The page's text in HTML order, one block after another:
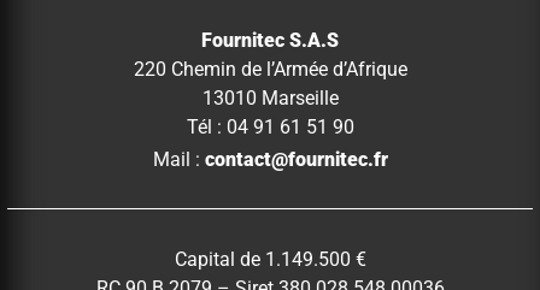
Fournitec S.A.S
220 Chemin de l’Armée d’Afrique
13010 Marseille
Tél : 04 91 61 51 90
Mail : contact@fournitec.fr
Capital de 1.149.500 €